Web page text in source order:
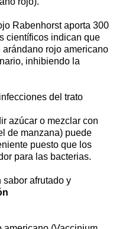
Rabenhorst aporta 300
científicos indican que
rojo americano
inhibiendo la
del trato
azúcar o mezclar con
de manzana) puede
puesto que los
para las bacterias.
sabor afrutado y